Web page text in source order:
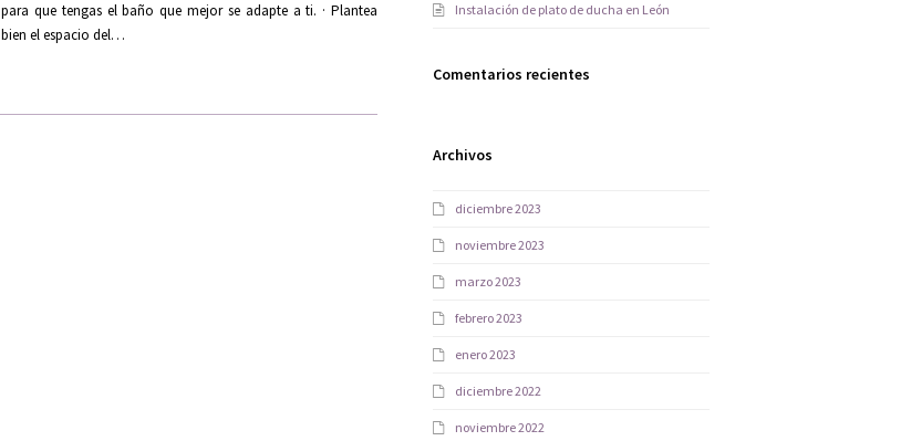
para que tengas el baño que mejor se adapte a ti. · Plantea
bien el espacio del…
Instalación de plato de ducha en León
Comentarios recientes
Archivos
diciembre 2023
noviembre 2023
marzo 2023
febrero 2023
enero 2023
diciembre 2022
noviembre 2022